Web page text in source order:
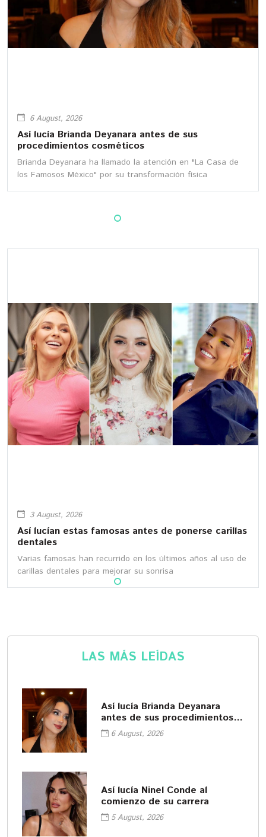
6 August, 2026
Así lucía Brianda Deyanara antes de sus
procedimientos cosméticos
Brianda Deyanara ha llamado la atención en "La Casa de
los Famosos México" por su transformación física
3 August, 2026
Así lucían estas famosas antes de ponerse carillas
dentales
Varias famosas han recurrido en los últimos años al uso de
carillas dentales para mejorar su sonrisa
LAS MÁS LEÍDAS
Así lucía Brianda Deyanara
antes de sus procedimientos
cosméticos
6 August, 2026
Así lucía Ninel Conde al
comienzo de su carrera
5 August, 2026